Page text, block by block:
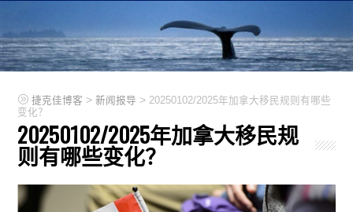
捷克佳博客 >新闻报导 > 20250102/2025年加拿大移民规则有哪些
变化？
20250102/2025年加拿大移民规
则有哪些变化？